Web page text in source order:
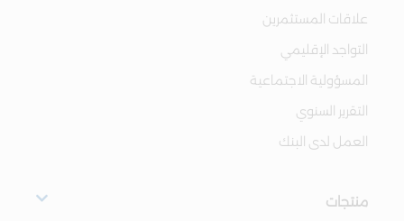
علاقات المستثمرين
التواجد الإقليمي
المسؤولية الاجتماعية
التقرير السنوي
العمل لدى البنك
منتجات